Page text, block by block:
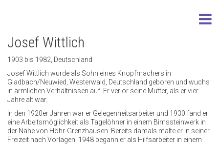
Josef Wittlich
1903 bis 1982, Deutschland
Josef Wittlich wurde als Sohn eines Knopfmachers in
Gladbach/Neuwied, Westerwald, Deutschland geboren und wuchs
in ärmlichen Verhältnissen auf. Er verlor seine Mutter, als er vier
Jahre alt war.
In den 1920er Jahren war er Gelegenheitsarbeiter und 1930 fand er
eine Arbeitsmöglichkeit als Tagelöhner in einem Bimssteinwerk in
der Nähe von Höhr-Grenzhausen. Bereits damals malte er in seiner
Freizeit nach Vorlagen. 1948 begann er als Hilfsarbeiter in einem